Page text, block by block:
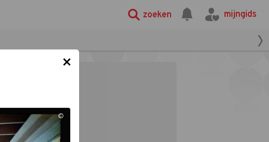
zoeken mijngids
×
©